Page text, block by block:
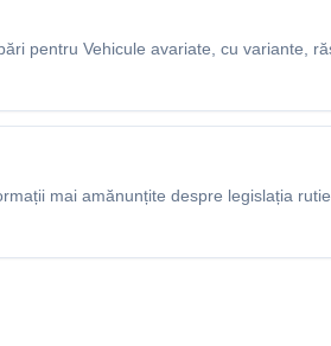
pentru Vehicule avariate, cu variante,
mai amănunțite despre legislația